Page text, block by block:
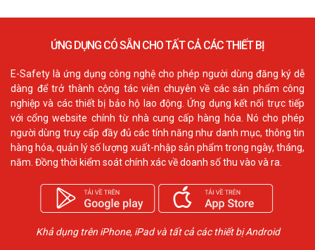
ỨNG DỤNG CÓ SẴN CHO TẤT CẢ CÁC THIẾT BỊ
E-Safety là ứng dụng công nghệ cho phép người dùng đăng ký dễ
dàng để trở thành cộng tác viên chuyên về các sản phẩm công
nghiệp và các thiết bị bảo hộ lao động. Ứng dụng kết nối trực tiếp
với cổng website chính từ nhà cung cấp hàng hóa. Nó cho phép
người dùng truy cấp đầy đủ các tính năng như danh mục, thông tin
hàng hóa, quản lý số lượng xuất-nhập sản phẩm trong ngày, tháng,
năm. Đồng thời kiểm soát chính xác về doanh số thu vào và ra.
Khả dụng trên iPhone, iPad và tất cả các thiết bị Android